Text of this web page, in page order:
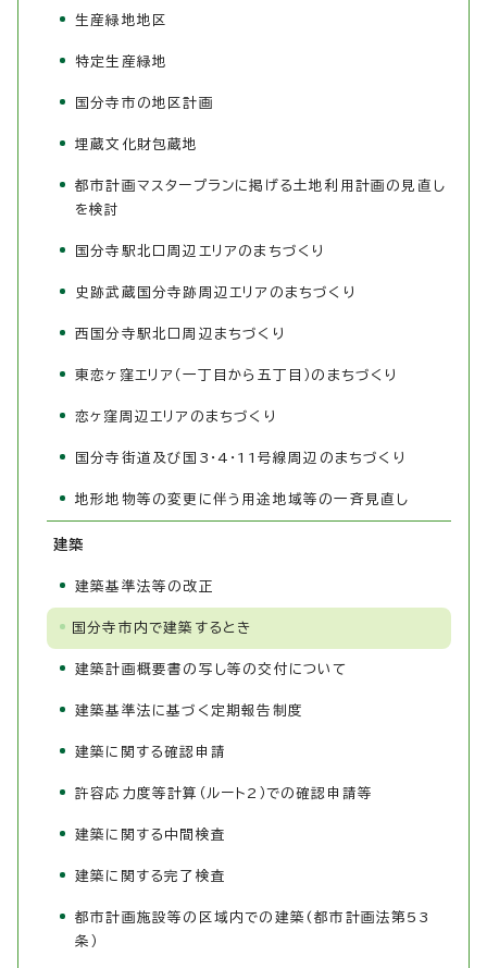
生産緑地地区
特定生産緑地
国分寺市の地区計画
埋蔵文化財包蔵地
都市計画マスタープランに掲げる土地利用計画の見直し
を検討
国分寺駅北口周辺エリアのまちづくり
史跡武蔵国分寺跡周辺エリアのまちづくり
西国分寺駅北口周辺まちづくり
東恋ヶ窪エリア（一丁目から五丁目）のまちづくり
恋ヶ窪周辺エリアのまちづくり
国分寺街道及び国3・4・11号線周辺のまちづくり
地形地物等の変更に伴う用途地域等の一斉見直し
建築
建築基準法等の改正
国分寺市内で建築するとき
建築計画概要書の写し等の交付について
建築基準法に基づく定期報告制度
建築に関する確認申請
許容応力度等計算（ルート2）での確認申請等
建築に関する中間検査
建築に関する完了検査
都市計画施設等の区域内での建築(都市計画法第53
条）